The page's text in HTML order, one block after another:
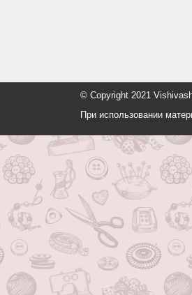
© Copyright 2021
При использовании